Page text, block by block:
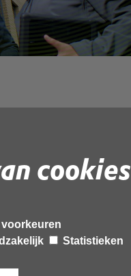
cookies
Statistieken